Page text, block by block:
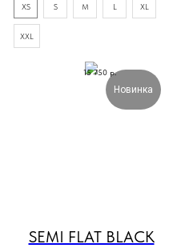
15 750 р.
XS S M L XL
XXL
Новинка
SEMI FLAT BLACK